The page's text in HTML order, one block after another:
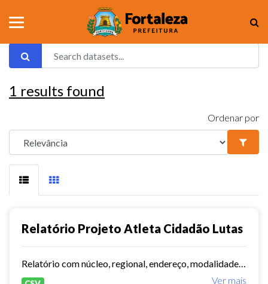
1 results found
Ordenar por
Relatório Projeto Atleta Cidadão Lutas
Ver mais